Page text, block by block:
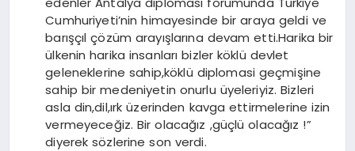
Cumhuriyeti’nin himayesinde bir araya geldi ve
barışçıl çözüm arayışlarına devam etti.Harika bir
ülkenin harika insanları bizler köklü devlet
geleneklerine sahip,köklü diplomasi geçmişine
sahip bir medeniyetin onurlu üyeleriyiz. Bizleri
asla din,dil,ırk üzerinden kavga ettirmelerine izin
vermeyeceğiz. Bir olacağız ,güçlü olacağız !”
diyerek sözlerine son verdi.